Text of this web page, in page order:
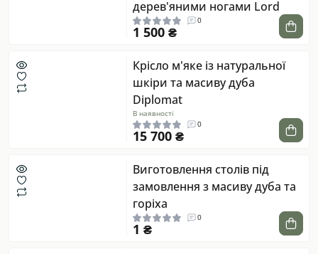
дерев'яними ногами Lord
0
1 500 ₴
Крісло м'яке із натуральної
шкіри та масиву дуба
Diplomat
В наявності
0
15 700 ₴
Виготовлення столів під
замовлення з масиву дуба та
горіха
0
1 ₴